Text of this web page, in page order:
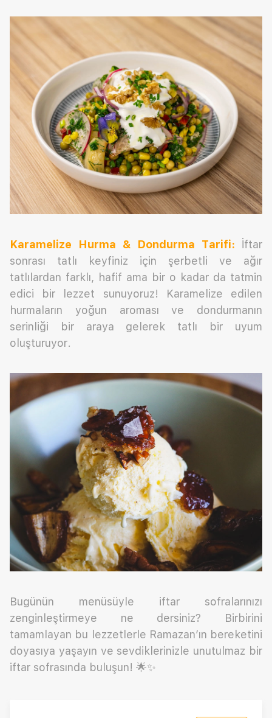
Karamelize Hurma & Dondurma Tarifi: İftar
sonrası tatlı keyfiniz için şerbetli ve ağır
tatlılardan farklı, hafif ama bir o kadar da tatmin
edici bir lezzet sunuyoruz! Karamelize edilen
hurmaların yoğun aroması ve dondurmanın
serinliği bir araya gelerek tatlı bir uyum
oluşturuyor.
Bugünün menüsüyle iftar sofralarınızı
zenginleştirmeye ne dersiniz? Birbirini
tamamlayan bu lezzetlerle Ramazan’ın bereketini
doyasıya yaşayın ve sevdiklerinizle unutulmaz bir
iftar sofrasında buluşun! 🌟✨